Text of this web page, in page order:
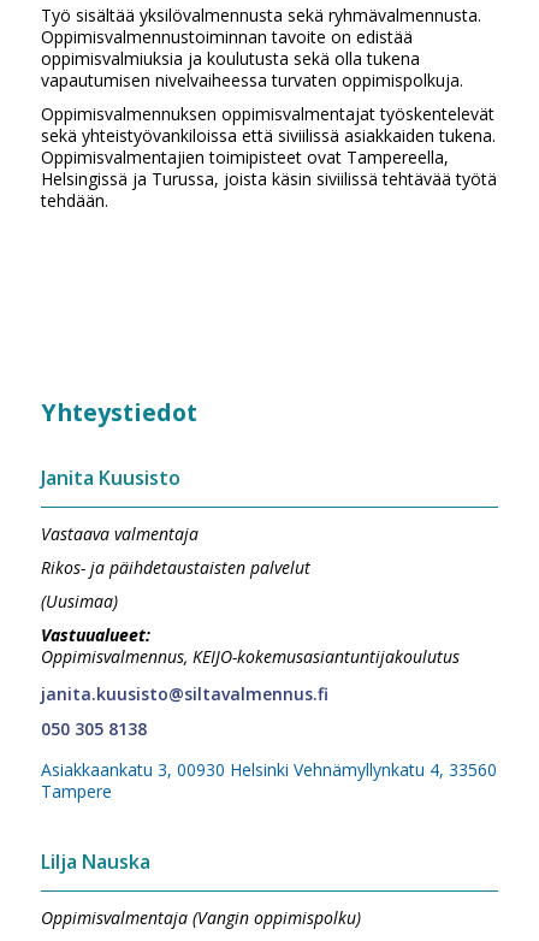
Työ sisältää yksilövalmennusta sekä ryhmävalmennusta.
Oppimisvalmennustoiminnan tavoite on edistää
oppimisvalmiuksia ja koulutusta sekä olla tukena
vapautumisen nivelvaiheessa turvaten oppimispolkuja.
Oppimisvalmennuksen oppimisvalmentajat työskentelevät
sekä yhteistyövankiloissa että siviilissä asiakkaiden tukena.
Oppimisvalmentajien toimipisteet ovat Tampereella,
Helsingissä ja Turussa, joista käsin siviilissä tehtävää työtä
tehdään.
Yhteystiedot
Janita Kuusisto
Vastaava valmentaja
Rikos- ja päihdetaustaisten palvelut
(Uusimaa)
Vastuualueet:
Oppimisvalmennus, KEIJO-kokemusasiantuntijakoulutus
janita.kuusisto@siltavalmennus.fi
050 305 8138
Asiakkaankatu 3, 00930 Helsinki Vehnämyllynkatu 4, 33560
Tampere
Lilja Nauska
Oppimisvalmentaja (Vangin oppimispolku)